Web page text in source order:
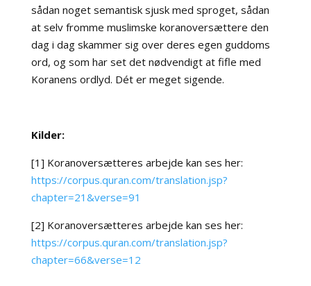
sådan noget semantisk sjusk med sproget, sådan
at selv fromme muslimske koranoversættere den
dag i dag skammer sig over deres egen guddoms
ord, og som har set det nødvendigt at fifle med
Koranens ordlyd. Dét er meget sigende.
Kilder:
[1] Koranoversætteres arbejde kan ses her:
https://corpus.quran.com/translation.jsp?
chapter=21&verse=91
[2] Koranoversætteres arbejde kan ses her:
https://corpus.quran.com/translation.jsp?
chapter=66&verse=12